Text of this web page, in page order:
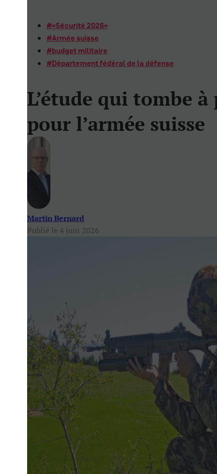
#«Sécurité 2026»
#Armée suisse
#budget militaire
#Département fédéral de la défense
L’étude qui tombe
pour l’armée suisse
Martin Bernard
Publié le 4 juin 2026